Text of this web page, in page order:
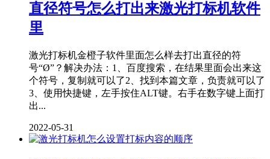
直径符号怎么打出来激光打标机软件
里
激光打标机金橙子软件里面怎么样去打出直径的符
号“Ø”？解决办法：1、百度搜索，在结果里面会出来这
个符号，复制就可以了2、找到本篇文章，负责就可以了
3、使用快捷键，左手按住ALT键。右手在数字键上面打
出...
2022-05-31